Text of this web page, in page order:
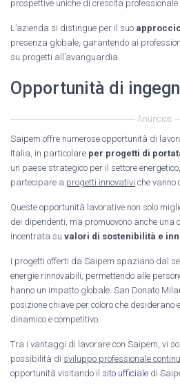
prospettive uniche di crescita
L’azienda si distingue per il suo
presenza globale, garantendo ai
su progetti all’avanguardia.
Opportunità di
Anúncios
Saipem offre numerose opportunità di
Italia, in particolare per progetti di
un paese strategico per il settore
partecipare a progetti innovativi che vanno
Queste opportunità lavorative non solo
dei dipendenti, ma promuovono anche
incentrata su valori di sostenibilità e
I progetti offerti da Saipem spaziano dal
energie rinnovabili, permettendo alle
hanno un impatto globale. San Donato
posizione chiave per coloro che
dinamico e competitivo.
Tra i vantaggi di lavorare con Saipem, vi
possibilità di sviluppo professionale
opportunità visitando il sito ufficiale di